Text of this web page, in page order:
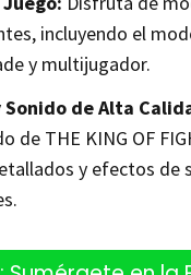
incluyendo el
y multijugador.
Sonido de Alta
de THE KING OF
y efectos de